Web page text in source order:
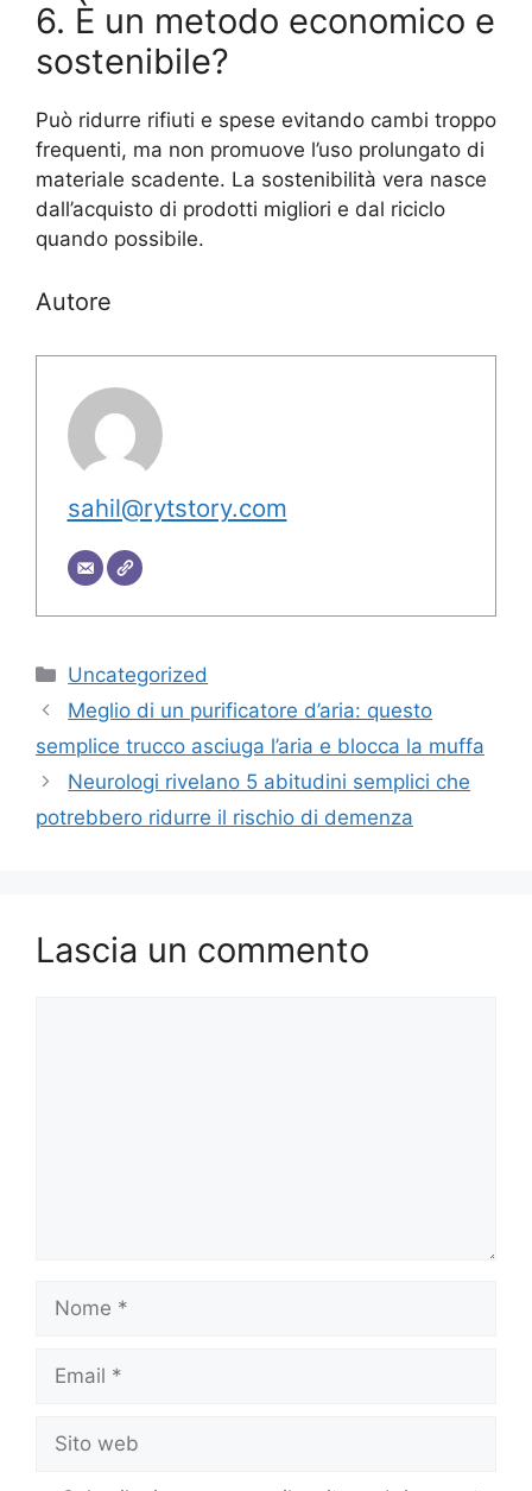
6. È un metodo economico e
sostenibile?
Può ridurre rifiuti e spese evitando cambi troppo
frequenti, ma non promuove l’uso prolungato di
materiale scadente. La sostenibilità vera nasce
dall’acquisto di prodotti migliori e dal riciclo
quando possibile.
Autore
sahil@rytstory.com
Categorie
Uncategorized
Meglio di un purificatore d’aria: questo
semplice trucco asciuga l’aria e blocca la muffa
Neurologi rivelano 5 abitudini semplici che
potrebbero ridurre il rischio di demenza
Lascia un commento
Nome
Email
Sito
web